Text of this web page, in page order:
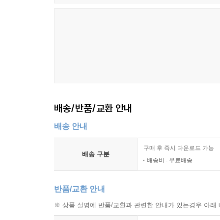
5부 흔들리며 피어나는 것들
뽀드득 진동 소리 200 꺾이지 않는 꽃 201
작은 외침 큰 외침 202 숨은 보화 보따리 203
움켜쥔 민들레 씨앗 204 우연의 연속, 운명의 연속
보석함의 보화, 진흙 속의 보화 206 이끄는 힘 207
눈밭에 핀 냉이 하나 210
아직 녹지 않은 구름 위에 내린 눈 211
배송/반품/교환 안내
배송 안내
배송 구분
구매 후 즉시 다운로드 가능
배송비 : 무료배송
반품/교환 안내
※ 상품 설명에 반품/교환과 관련한 안내가 있는경우 아